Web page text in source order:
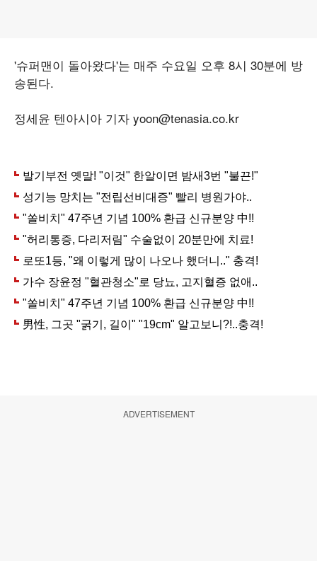
'슈퍼맨이 돌아왔다'는 매주 수요일 오후 8시 30분에 방
송된다.
정세윤 텐아시아 기자 yoon@tenasia.co.kr
ADVERTISEMENT